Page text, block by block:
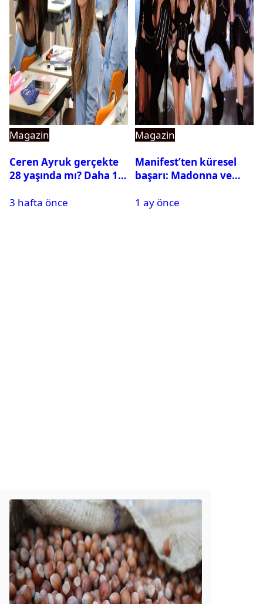
Magazin
Ceren Ayruk gerçekte
28 yaşında mı? Daha 17
3 hafta önce
Magazin
Manifest’ten küresel
başarı: Madonna ve
bıraktı
1 ay önce